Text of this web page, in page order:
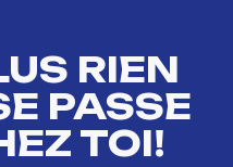
RIEN
PASSE
TOI!